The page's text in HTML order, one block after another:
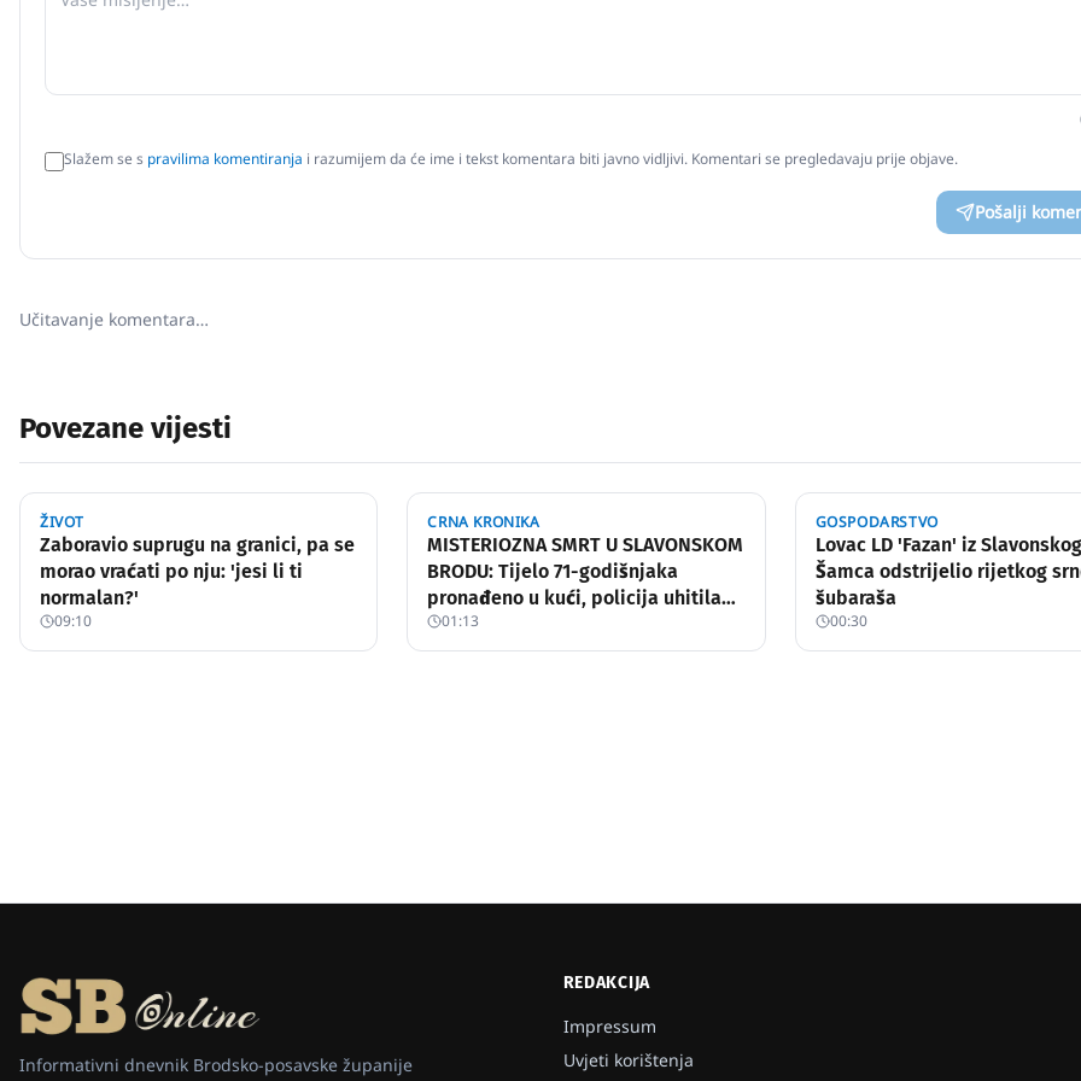
Slažem se s pravilima komentiranja i razumijem da će ime i tekst komentara biti javno vidljivi. Komentari se pregledavaju prije objave.
Pošalji
Učitavanje komentara…
Povezane vijesti
ŽIVOT
Zaboravio suprugu na granici, pa se
morao vraćati po nju: 'jesi li ti
normalan?'
09:10
CRNA KRONIKA
MISTERIOZNA SMRT U SLAVONSKOM
BRODU: Tijelo 71-godišnjaka
pronađeno u kući, policija uhitila
jednu osobu
01:13
GOSPODARSTVO
Lovac LD 'Fazan' iz Slavonskog
Šamca odstrijelio rijetkog
šubaraša
00:30
Informativni dnevnik Brodsko-posavske županije
REDAKCIJA
Impressum
Uvjeti korištenja